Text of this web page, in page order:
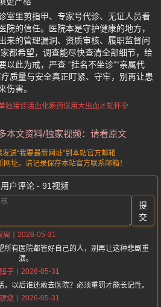
室里剪指甲、专家号代诊、无证人员看
院的信任。医院本是守护健康的地方，
来的管理漏洞、资质审核、履职监督问
都希望，调查能尽快查清全部细节，给
以此为戒，严查 “挂名不坐诊”“亲属代
质量与安全真正盯紧、守牢，别再让患
伤害。
独接诊活血化瘀药误用大出血才知怀孕
本文资料/独家视频：请看原文
送“我要最新网址”到本站官方邮箱
址。请记录保存本站官方联系邮箱！
户评论 - 91视频
提
交
周
2026-05-31
所有医院都管好自己的人，别再让这种悲剧重
演。
子
2026-05-31
以后谁还敢去医院？必须重罚才能长记性。
烧
2026-05-31